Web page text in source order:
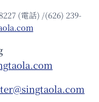
(電話) /(626) 239-